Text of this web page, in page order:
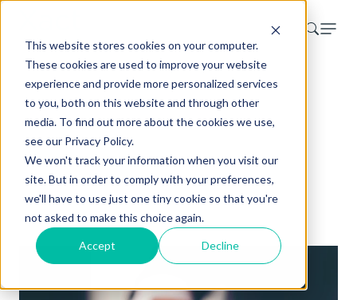
This website stores cookies on your computer.
These cookies are used to improve your website
experience and provide more personalized services
to you, both on this website and through other
media. To find out more about the cookies we use,
see our Privacy Policy.
We won't track your information when you visit our
site. But in order to comply with your preferences,
we'll have to use just one tiny cookie so that you're
not asked to make this choice again.
Accept Decline
ISO Zertifizierung